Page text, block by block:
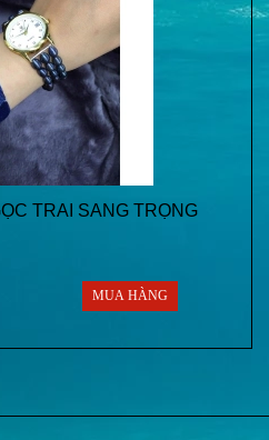
TRAI SANG TRỌNG
MUA HÀNG